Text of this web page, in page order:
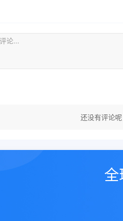
还没有评论
全